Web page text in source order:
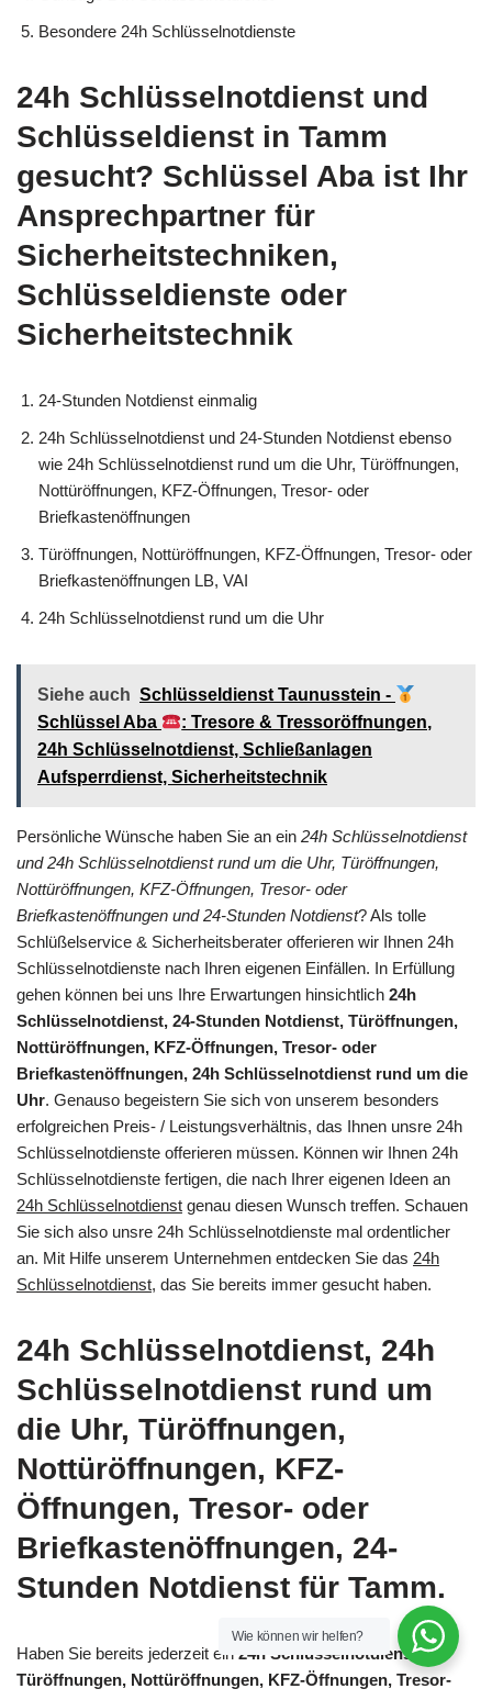
Besondere 24h Schlüsselnotdienste
24h Schlüsselnotdienst und
Schlüsseldienst in Tamm
gesucht? Schlüssel Aba ist Ihr
Ansprechpartner für
Sicherheitstechniken,
Schlüsseldienste oder
Sicherheitstechnik
24-Stunden Notdienst einmalig
24h Schlüsselnotdienst und 24-Stunden Notdienst ebenso
wie 24h Schlüsselnotdienst rund um die Uhr, Türöffnungen,
Nottüröffnungen, KFZ-Öffnungen, Tresor- oder
Briefkastenöffnungen
Türöffnungen, Nottüröffnungen, KFZ-Öffnungen, Tresor- oder
Briefkastenöffnungen LB, VAI
24h Schlüsselnotdienst rund um die Uhr
Siehe auch Schlüsseldienst Taunusstein -
Schlüssel Aba
: Tresore & Tressoröffnungen,
24h Schlüsselnotdienst, Schließanlagen
Aufsperrdienst, Sicherheitstechnik
Persönliche Wünsche haben Sie an ein 24h Schlüsselnotdienst
und 24h Schlüsselnotdienst rund um die Uhr, Türöffnungen,
Nottüröffnungen, KFZ-Öffnungen, Tresor- oder
Briefkastenöffnungen und 24-Stunden Notdienst? Als tolle
Schlüßelservice & Sicherheitsberater offerieren wir Ihnen 24h
Schlüsselnotdienste nach Ihren eigenen Einfällen. In Erfüllung
gehen können bei uns Ihre Erwartungen hinsichtlich 24h
Schlüsselnotdienst, 24-Stunden Notdienst, Türöffnungen,
Nottüröffnungen, KFZ-Öffnungen, Tresor- oder
Briefkastenöffnungen, 24h Schlüsselnotdienst rund um die
Uhr. Genauso begeistern Sie sich von unserem besonders
erfolgreichen Preis- / Leistungsverhältnis, das Ihnen unsre 24h
Schlüsselnotdienste offerieren müssen. Können wir Ihnen 24h
Schlüsselnotdienste fertigen, die nach Ihrer eigenen Ideen an
24h Schlüsselnotdienst genau diesen Wunsch treffen. Schauen
Sie sich also unsre 24h Schlüsselnotdienste mal ordentlicher
an. Mit Hilfe unserem Unternehmen entdecken Sie das 24h
Schlüsselnotdienst, das Sie bereits immer gesucht haben.
24h Schlüsselnotdienst, 24h
Schlüsselnotdienst rund um
die Uhr, Türöffnungen,
Nottüröffnungen, KFZ-
Öffnungen, Tresor- oder
Briefkastenöffnungen, 24-
Stunden Notdienst für Tamm.
Haben Sie bereits jederzeit ein 24h Schlüsselnotdienst,
Türöffnungen, Nottüröffnungen, KFZ-Öffnungen, Tresor-
Wie können wir helfen?